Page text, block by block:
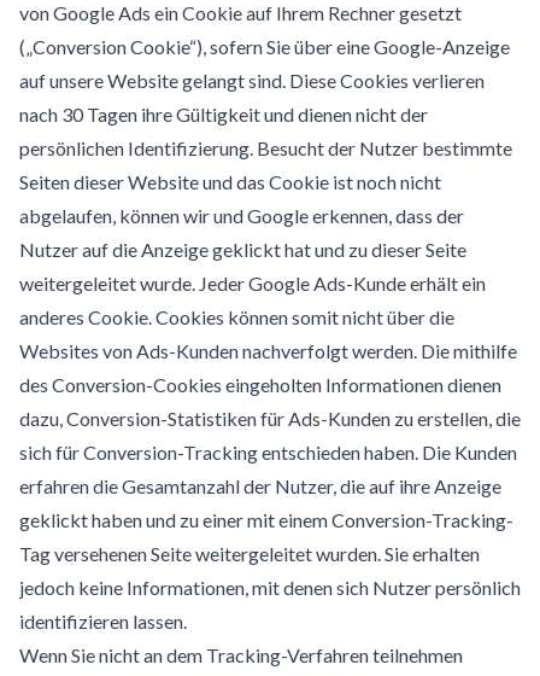
von Google Ads ein Cookie auf Ihrem Rechner gesetzt
(„Conversion Cookie“), sofern Sie über eine Google-Anzeige
auf unsere Website gelangt sind. Diese Cookies verlieren
nach 30 Tagen ihre Gültigkeit und dienen nicht der
persönlichen Identifizierung. Besucht der Nutzer bestimmte
Seiten dieser Website und das Cookie ist noch nicht
abgelaufen, können wir und Google erkennen, dass der
Nutzer auf die Anzeige geklickt hat und zu dieser Seite
weitergeleitet wurde. Jeder Google Ads-Kunde erhält ein
anderes Cookie. Cookies können somit nicht über die
Websites von Ads-Kunden nachverfolgt werden. Die mithilfe
des Conversion-Cookies eingeholten Informationen dienen
dazu, Conversion-Statistiken für Ads-Kunden zu erstellen, die
sich für Conversion-Tracking entschieden haben. Die Kunden
erfahren die Gesamtanzahl der Nutzer, die auf ihre Anzeige
geklickt haben und zu einer mit einem Conversion-Tracking-
Tag versehenen Seite weitergeleitet wurden. Sie erhalten
jedoch keine Informationen, mit denen sich Nutzer persönlich
identifizieren lassen.
Wenn Sie nicht an dem Tracking-Verfahren teilnehmen